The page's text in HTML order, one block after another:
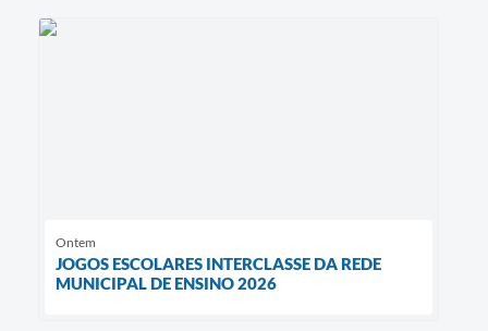
Ontem
JOGOS ESCOLARES INTERCLASSE DA REDE
MUNICIPAL DE ENSINO 2026